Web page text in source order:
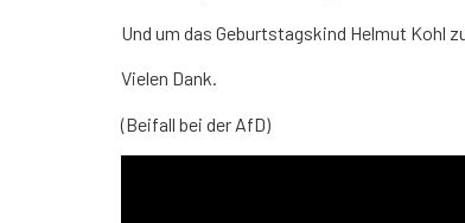
Und um das Geburtstagskind Helmut
Vielen Dank.
(Beifall bei der AfD)